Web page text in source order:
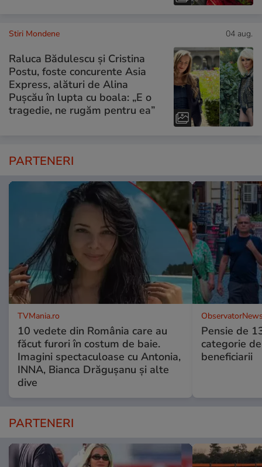
Stiri Mondene 04 aug.
Raluca Bădulescu și Cristina
Postu, foste concurente Asia
Express, alături de Alina
Pușcău în lupta cu boala: „E o
tragedie, ne rugăm pentru ea”
PARTENERI
TVMania.ro
10 vedete din România care au
făcut furori în costum de baie.
Imagini spectaculoase cu Antonia,
INNA, Bianca Drăgușanu și alte
dive
Pensie de
categorie
beneficiarii
PARTENERI